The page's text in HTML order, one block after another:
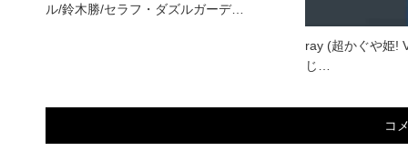
ル/鈴木勝/セラフ・ダズルガーデ…
ray (超かぐや姫!
じ…
コ